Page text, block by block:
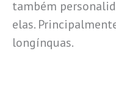
também
elas.
longínquas.